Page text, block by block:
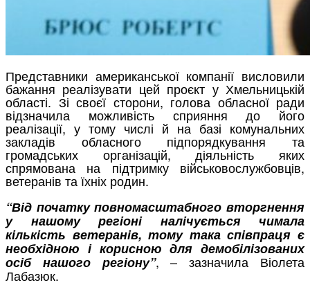
Представники американської компанії висловили
бажання реалізувати цей проєкт у Хмельницькій
області. Зі своєї сторони, голова обласної ради
відзначила можливість сприяння до його
реалізації, у тому числі й на базі комунальних
закладів обласного підпорядкування та
громадських організацій, діяльність яких
спрямована на підтримку військовослужбовців,
ветеранів та їхніх родин.
“Від початку повномасштабного вторгнення
у нашому регіоні налічується чимала
кількість ветеранів, тому така співпраця є
необхідною і корисною для демобілізованих
осіб нашого регіону”, – зазначила Віолета
Лабазюк.